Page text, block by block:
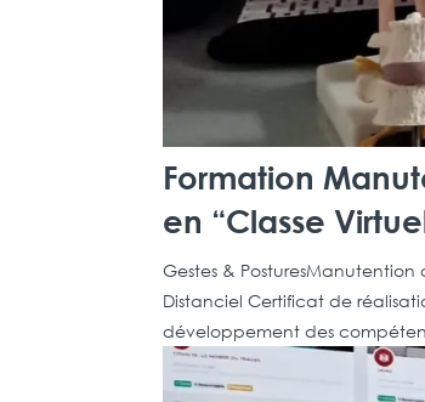
Formation
en “Classe
Gestes & PosturesManutention
Distanciel Certificat de
développement des